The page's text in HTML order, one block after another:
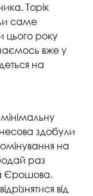
Торік
саме
цього року
вже у
на
здобули
на
раз
Єрошова.
від